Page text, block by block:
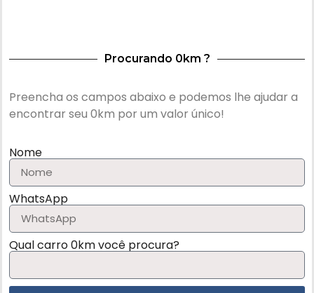
Procurando 0km ?
Preencha os campos abaixo e podemos lhe ajudar a
encontrar seu 0km por um valor único!
Nome
WhatsApp
Qual carro 0km você procura?